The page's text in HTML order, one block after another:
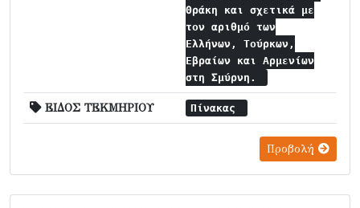
Θράκη και σχετικά με
τον αριθμό των
Ελλήνων, Τούρκων,
Εβραίων και Αρμενίων
στη Σμύρνη.
ΕΙΔΟΣ ΤΕΚΜΗΡΙΟΥ Πίνακας
Προβολή